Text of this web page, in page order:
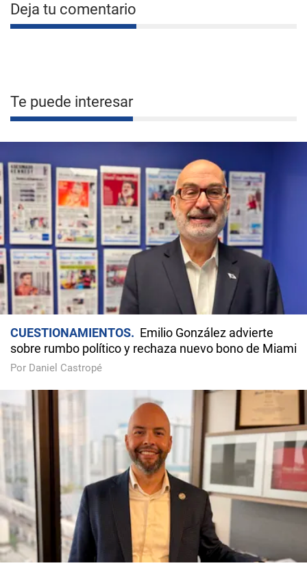
Deja tu comentario
Te puede interesar
CUESTIONAMIENTOS
Emilio González advierte
sobre rumbo político y rechaza nuevo bono de Miami
Por Daniel Castropé